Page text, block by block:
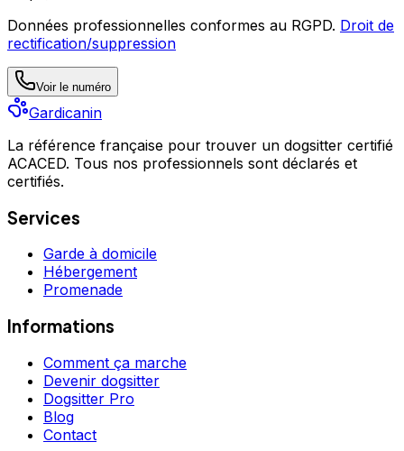
Données professionnelles conformes au RGPD. Droit de
rectification/suppression
Voir le numéro
Gardicanin
La référence française pour trouver un dogsitter certifié
ACACED. Tous nos professionnels sont déclarés et
certifiés.
Services
Garde à domicile
Hébergement
Promenade
Informations
Comment ça marche
Devenir dogsitter
Dogsitter Pro
Blog
Contact